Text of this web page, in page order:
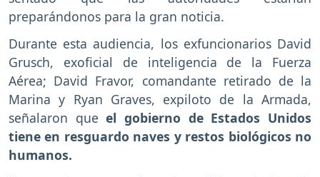
preparándonos para la gran noticia.
Durante esta audiencia, los exfuncionarios David
Grusch, exoficial de inteligencia de la Fuerza
Aérea; David Fravor, comandante retirado de la
Marina y Ryan Graves, expiloto de la Armada,
señalaron queel gobierno de Estados Unidos
tiene en resguardo naves y restos biológicos no
humanos.